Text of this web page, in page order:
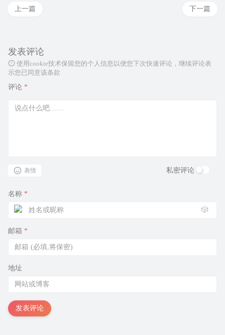
下一篇
上一篇
发表评论
使用cookie技术保留您的个人信息以便您下次快速评论，继续评论表
示您已同意该条款
评论 *
表情 私密评论
名称 *
🎲
邮箱 *
地址
发表评论